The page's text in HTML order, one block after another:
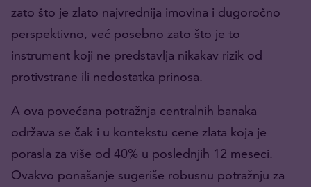
zato što je zlato najvrednija imovina i dugoročno
perspektivno, već posebno zato što je to
instrument koji ne predstavlja nikakav rizik od
protivstrane ili nedostatka prinosa.
A ova povećana potražnja centralnih banaka
održava se čak i u kontekstu cene zlata koja je
porasla za više od 40% u poslednjih 12 meseci.
Ovakvo ponašanje sugeriše robusnu potražnju za